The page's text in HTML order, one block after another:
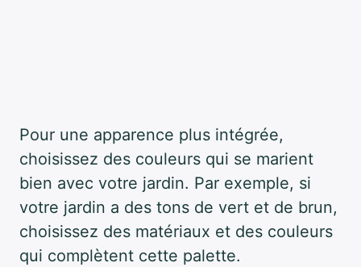
Pour une apparence plus intégrée,
choisissez des couleurs qui se marient
bien avec votre jardin. Par exemple, si
votre jardin a des tons de vert et de brun,
choisissez des matériaux et des couleurs
qui complètent cette palette.